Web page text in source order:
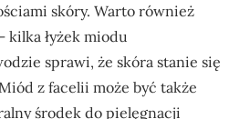
skóry. Warto również
kilka łyżek miodu
sprawi, że skóra stanie się
z facelii może być także
środek do pielęgnacji